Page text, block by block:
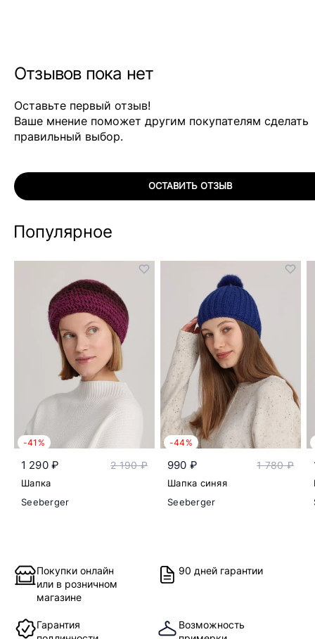
Отзывов пока нет
Оставьте первый отзыв!
Ваше мнение поможет другим покупателям сделать
правильный выбор.
ОСТАВИТЬ ОТЗЫВ
Популярное
-41%
1 290 ₽ 2 190 ₽
Шапка
Seeberger
-44%
990 ₽ 1 780 ₽
Шапка синяя
Seeberger
Покупки онлайн
или в розничном
магазине
90 дней гарантии
Гарантия
Возможность